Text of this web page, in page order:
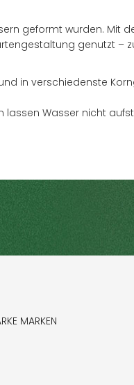
geformt wurden.
genutzt –
und in verschiedenste
lassen Wasser nicht
MARKEN